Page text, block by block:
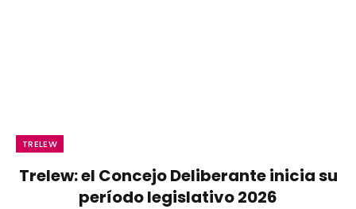
TRELEW
Trelew: el Concejo Deliberante inicia su
período legislativo 2026